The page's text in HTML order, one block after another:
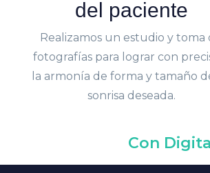
del paciente
Realizamos un estudio y toma
fotografías para lograr con
la armonía de forma y tamaño
sonrisa deseada.
Con